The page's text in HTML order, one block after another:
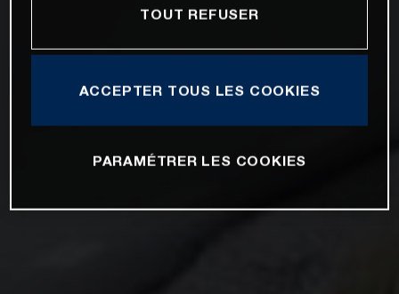
TOUT REFUSER
ACCEPTER TOUS LES COOKIES
PARAMÉTRER LES COOKIES